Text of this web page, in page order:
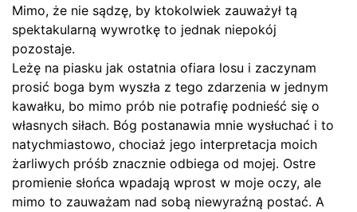
Mimo, że nie sądzę, by ktokolwiek zauważył tą
spektakularną wywrotkę to jednak niepokój
pozostaje.
Leżę na piasku jak ostatnia ofiara losu i zaczynam
prosić boga bym wyszła z tego zdarzenia w jednym
kawałku, bo mimo prób nie potrafię podnieść się o
własnych siłach. Bóg postanawia mnie wysłuchać i to
natychmiastowo, chociaż jego interpretacja moich
żarliwych próśb znacznie odbiega od mojej. Ostre
promienie słońca wpadają wprost w moje oczy, ale
mimo to zauważam nad sobą niewyraźną postać. A